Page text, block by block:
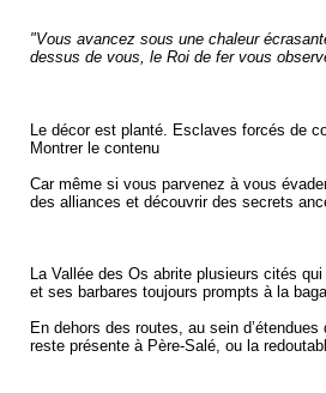
"Vous avancez sous une chaleur
dessus de vous, le Roi de fer vous
Le décor est planté. Esclaves forcés de
Montrer le contenu
Car même si vous parvenez à vous
des alliances et découvrir des secrets
La Vallée des Os abrite plusieurs cités
et ses barbares toujours prompts à la
En dehors des routes, au sein
reste présente à Père-Salé, ou la